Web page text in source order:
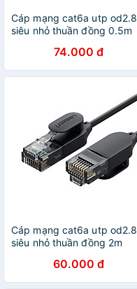
Cáp mạng cat6a utp od2.8
siêu nhỏ thuần đồng 0.5m
Hàng chính hãng
74.000 đ
Cáp mạng cat6a utp od2.8
siêu nhỏ thuần đồng 2m
Hàng chính hãng
60.000 đ